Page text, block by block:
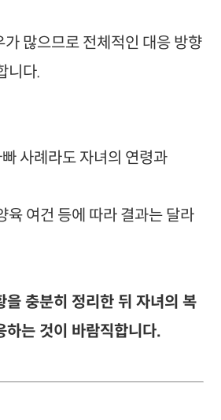
많으므로 전체적인 대응 방향
니다.
사례라도 자녀의 연령과
육 여건 등에 따라 결과는 달라
을 충분히 정리한 뒤 자녀의 복
하는 것이 바람직합니다.